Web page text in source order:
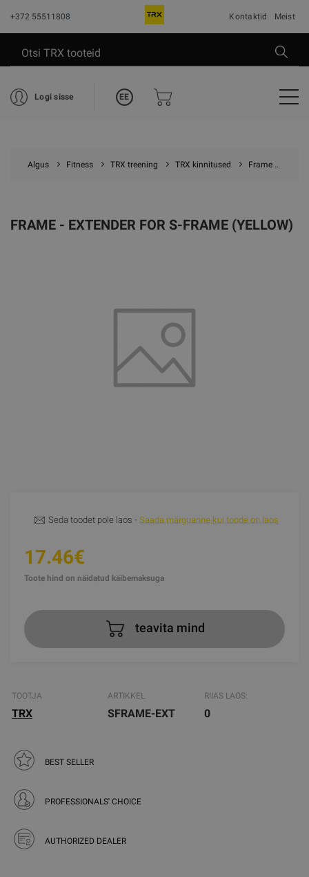
+372 55511808 Kontaktid Meist
Logi sisse EE
Algus Fitness TRX treening TRX kinnitused Frame - Extender for S-frame (Yellow)
FRAME - EXTENDER FOR S-FRAME (YELLOW)
Seda toodet pole laos - Saada märguanne,kui toode on laos
17.46€
Toote hind on näidatud käibemaksuga
teavita mind
TOOTJA
TRX
ARTIKKEL
SFRAME-EXT
RIIAS LAOS:
0
BEST SELLER
PROFESSIONALS' CHOICE
AUTHORIZED DEALER